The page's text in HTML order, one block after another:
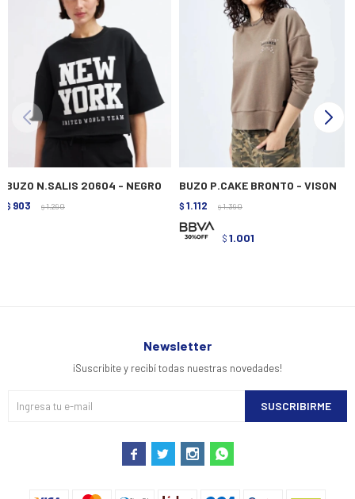
BUZO N.SALIS 20604 - NEGRO
$ 903 $ 1.290
BUZO P.CAKE BRONTO - VISON
$ 1.112 $ 1.390
$ 1.001
Newsletter
¡Suscribite y recibí todas nuestras novedades!
SUSCRIBIRME
   